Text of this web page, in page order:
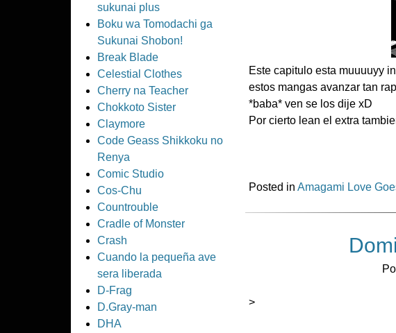
Este capitulo esta muuuuyy
estos mangas avanzar tan
*baba* ven se los dije xD
Por cierto lean el extra
Posted in Amagami Love
>
sukunai plus
Boku wa Tomodachi ga
Sukunai Shobon!
Break Blade
Celestial Clothes
Cherry na Teacher
Chokkoto Sister
Claymore
Code Geass Shikkoku no
Renya
Comic Studio
Cos-Chu
Countrouble
Cradle of Monster
Crash
Cuando la pequeña ave
sera liberada
D-Frag
D.Gray-man
DHA